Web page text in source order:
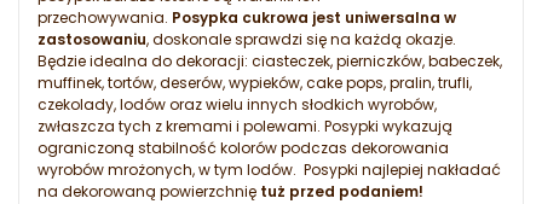
przechowywania. Posypka cukrowa jest uniwersalna w
zastosowaniu, doskonale sprawdzi się na każdą okazje.
Będzie idealna do dekoracji: ciasteczek, pierniczków, babeczek,
muffinek, tortów, deserów, wypieków, cake pops, pralin, trufli,
czekolady, lodów oraz wielu innych słodkich wyrobów,
zwłaszcza tych z kremami i polewami. Posypki wykazują
ograniczoną stabilność kolorów podczas dekorowania
wyrobów mrożonych, w tym lodów. Posypki najlepiej nakładać
na dekorowaną powierzchnię tuż przed podaniem!